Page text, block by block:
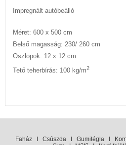
Impregnált autóbeálló
Méret: 600 x 500 cm
Belső magasság: 230/ 260 cm
Oszlopok: 12 x 12 cm
Tető teherbírás: 100 kg/m2
FaházI CsúszdaI GumitéglaI